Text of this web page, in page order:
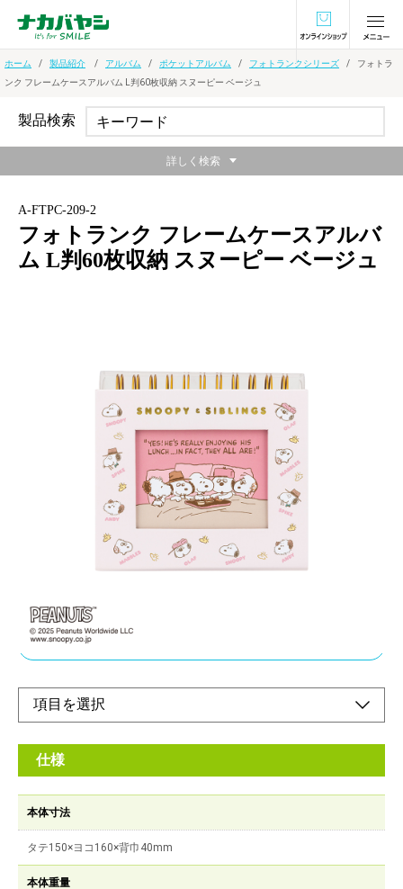
オンラインショ
ホーム 製品紹介 アルバム ポケットアルバム フォトランクシリーズ
フォトラ
ンク フレームケースアルバム L判60枚収納 スヌーピー ベージュ
A-FTPC-209-2
フォトランク フレームケースアルバ
ム L判60枚収納 スヌーピー ベージュ
気分によって写真を簡単に入れ替えられる写真立
てのようなアルバムです。
メーカー希望小売価格：
+ 税
ホコリ除けにもなる透明プラスチックカバー付きです。60枚の写
真を収納することができるので、飽きずにいろいろな写真を楽し
仕様
本体寸法
タテ150×ヨコ160×背巾40mm
本体重量
製品検索
詳しく検索